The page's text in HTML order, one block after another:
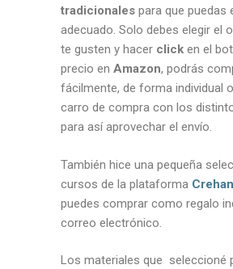
tradicionales para que puedas
adecuado. Solo debes elegir el
te gusten y hacer click en el
precio en Amazon, podrás
fácilmente, de forma individual
carro de compra con los
para así aprovechar el envío.
También hice una pequeña
cursos de la plataforma
puedes comprar como regalo
correo electrónico.
Los materiales que seleccioné